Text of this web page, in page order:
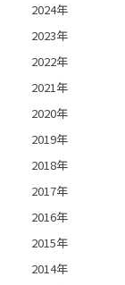
2024年
2023年
2022年
2021年
2020年
2019年
2018年
2017年
2016年
2015年
2014年